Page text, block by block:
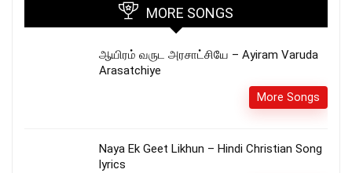
MORE SONGS
ஆயிரம் வருட அரசாட்சியே – Ayiram Varuda
Arasatchiye
More Songs
Naya Ek Geet Likhun – Hindi Christian Song
lyrics